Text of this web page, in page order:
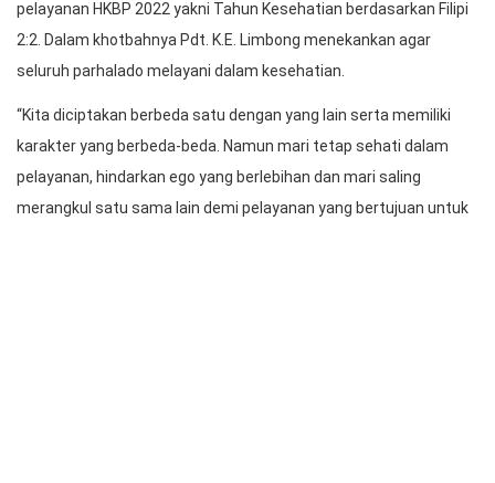
Pengkhotbah Pendeta Pensiun Pdt.K.E.Limbong